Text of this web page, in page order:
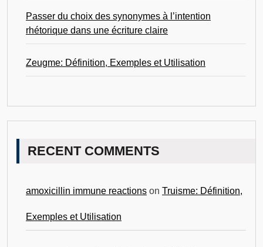
Passer du choix des synonymes à l’intention
rhétorique dans une écriture claire
Zeugme: Définition, Exemples et Utilisation
RECENT COMMENTS
amoxicillin immune reactions on Truisme: Définition,
Exemples et Utilisation